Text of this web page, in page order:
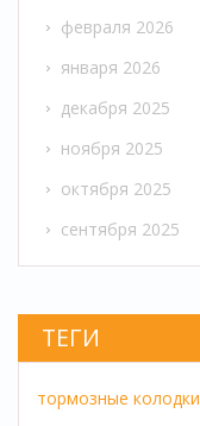
февраля 2026
января 2026
декабря 2025
ноября 2025
октября 2025
сентября 2025
ТЕГИ
тормозные колодки